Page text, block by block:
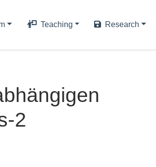
Teaching Research
2